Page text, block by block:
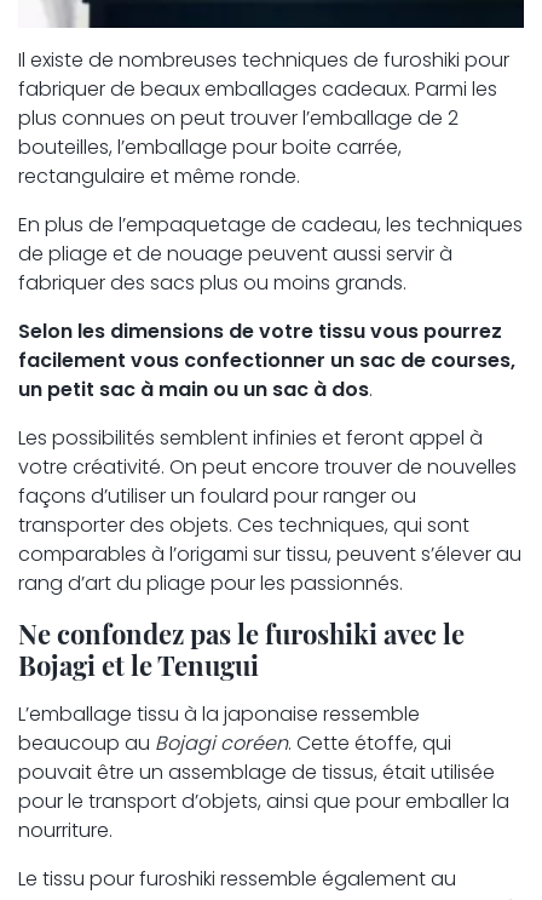
Il existe de nombreuses techniques de furoshiki pour
fabriquer de beaux emballages cadeaux. Parmi les
plus connues on peut trouver l’emballage de 2
bouteilles, l’emballage pour boite carrée,
rectangulaire et même ronde.
En plus de l’empaquetage de cadeau, les techniques
de pliage et de nouage peuvent aussi servir à
fabriquer des sacs plus ou moins grands.
Selon les dimensions de votre tissu vous pourrez
facilement vous confectionner un sac de courses,
un petit sac à main ou un sac à dos.
Les possibilités semblent infinies et feront appel à
votre créativité. On peut encore trouver de nouvelles
façons d’utiliser un foulard pour ranger ou
transporter des objets. Ces techniques, qui sont
comparables à l’origami sur tissu, peuvent s’élever au
rang d’art du pliage pour les passionnés.
Ne confondez pas le furoshiki avec le
Bojagi et le Tenugui
L’emballage tissu à la japonaise ressemble
beaucoup au Bojagi coréen. Cette étoffe, qui
pouvait être un assemblage de tissus, était utilisée
pour le transport d’objets, ainsi que pour emballer la
nourriture.
Le tissu pour furoshiki ressemble également au